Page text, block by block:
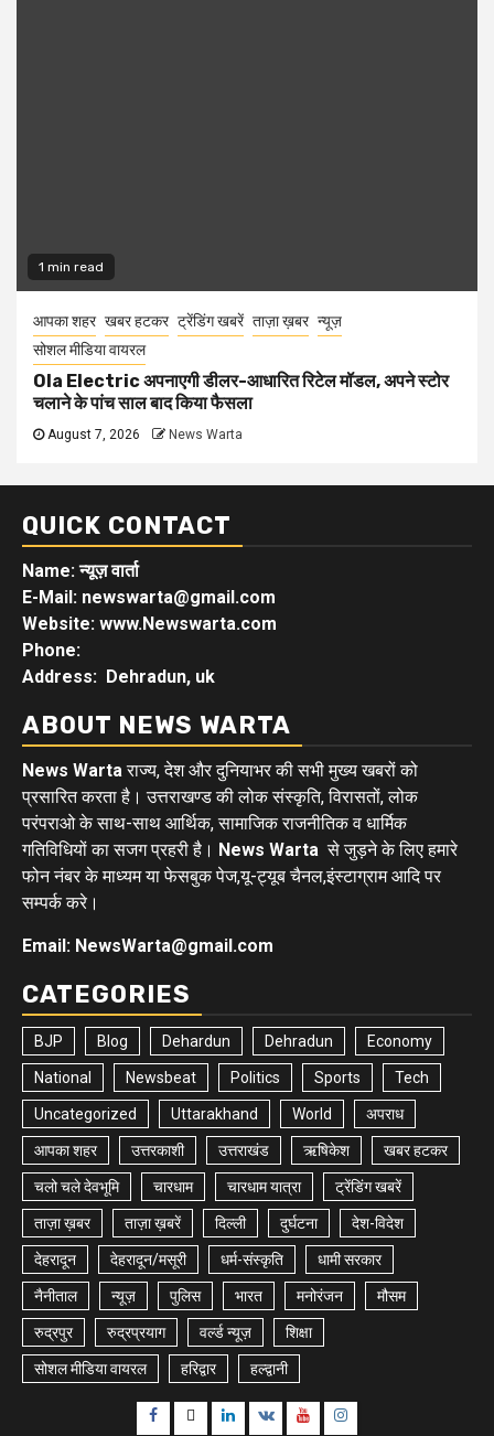
1 min read
आपका शहर खबर हटकर ट्रेंडिंग खबरें ताज़ा ख़बर न्यूज़
सोशल मीडिया वायरल
Ola Electric अपनाएगी डीलर-आधारित रिटेल मॉडल, अपने स्टोर
चलाने के पांच साल बाद किया फैसला
August 7, 2026 News Warta
QUICK CONTACT
Name: न्यूज़ वार्ता
E-Mail: newswarta@gmail.com
Website: www.Newswarta.com
Phone:
Address: Dehradun, uk
ABOUT NEWS WARTA
News Wartaराज्य, देश और दुनियाभर की सभी मुख्य खबरों को
प्रसारित करता है। उत्तराखण्ड की लोक संस्कृति, विरासतों, लोक
परंपराओ के साथ-साथ आर्थिक, सामाजिक राजनीतिक व धार्मिक
गतिविधियों का सजग प्रहरी है। News Warta से जुड़ने के लिए हमारे
फोन नंबर के माध्यम या फेसबुक पेज,यू-ट्यूब चैनल,इंस्टाग्राम आदि पर
सम्पर्क करे।
Email: NewsWarta@gmail.com
CATEGORIES
BJP Blog Dehardun Dehradun Economy
National Newsbeat Politics Sports Tech
Uncategorized Uttarakhand World अपराध
आपका शहर उत्तरकाशी उत्तराखंड ऋषिकेश खबर हटकर
चलो चले देवभूमि चारधाम चारधाम यात्रा ट्रेंडिंग खबरें
ताज़ा ख़बर ताज़ा ख़बरें दिल्ली दुर्घटना देश-विदेश
देहरादून देहरादून/मसूरी धर्म-संस्कृति धामी सरकार
नैनीताल न्यूज़ पुलिस भारत मनोरंजन मौसम
रुद्रपुर रुद्रप्रयाग वर्ल्ड न्यूज़ शिक्षा
सोशल मीडिया वायरल हरिद्वार हल्द्वानी
Facebook
TwitterLinkedin
VK YoutubeInstagram